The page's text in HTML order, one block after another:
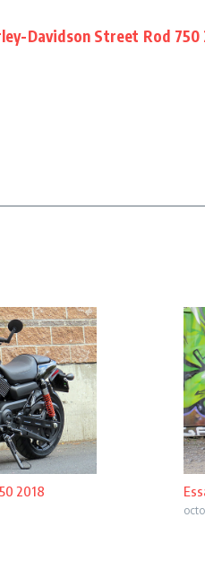
Davidson Street Rod 750
2018